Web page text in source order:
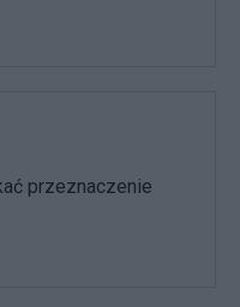
przeznaczenie